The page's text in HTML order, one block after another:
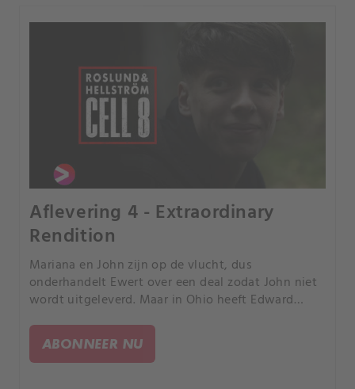
Aflevering 4 - Extraordinary
Rendition
Mariana en John zijn op de vlucht, dus
onderhandelt Ewert over een deal zodat John niet
wordt uitgeleverd. Maar in Ohio heeft Edward
ABONNEER NU